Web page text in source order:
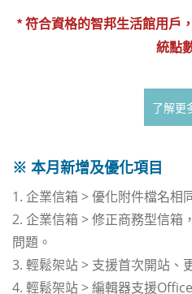
* 符合資格的智邦生活館用戶
統點
了解更
※ 本月新增及優化項目
1. 企業信箱 > 優化附件檔名相
2. 企業信箱 > 修正商務型信箱
問題。
3. 輕鬆架站 > 支援首次開站、
4. 輕鬆架站 > 編輯器支援